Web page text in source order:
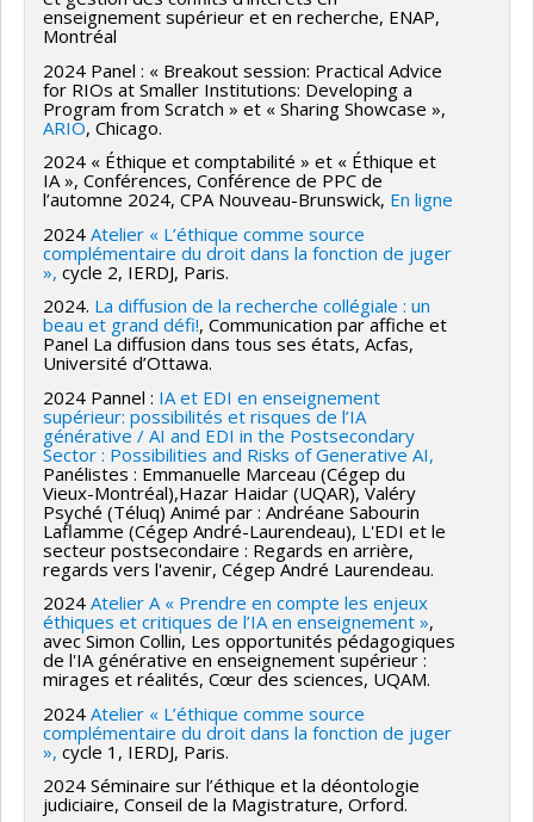
enseignement supérieur et en recherche, ENAP,
Montréal
2024 Panel : « Breakout session: Practical Advice
for RIOs at Smaller Institutions: Developing a
Program from Scratch » et « Sharing Showcase »,
ARIO, Chicago.
2024 « Éthique et comptabilité » et « Éthique et
IA », Conférences, Conférence de PPC de
l’automne 2024, CPA Nouveau-Brunswick, En ligne
2024 Atelier « L’éthique comme source
complémentaire du droit dans la fonction de juger
», cycle 2, IERDJ, Paris.
2024. La diffusion de la recherche collégiale : un
beau et grand défi!, Communication par affiche et
Panel La diffusion dans tous ses états, Acfas,
Université d’Ottawa.
2024 Pannel : IA et EDI en enseignement
supérieur: possibilités et risques de l’IA
générative / AI and EDI in the Postsecondary
Sector : Possibilities and Risks of Generative AI,
Panélistes : Emmanuelle Marceau (Cégep du
Vieux-Montréal),Hazar Haidar (UQAR), Valéry
Psyché (Téluq) Animé par : Andréane Sabourin
Laflamme (Cégep André-Laurendeau), L'EDI et le
secteur postsecondaire : Regards en arrière,
regards vers l'avenir, Cégep André Laurendeau.
2024 Atelier A « Prendre en compte les enjeux
éthiques et critiques de l’IA en enseignement »,
avec Simon Collin, Les opportunités pédagogiques
de l'IA générative en enseignement supérieur :
mirages et réalités, Cœur des sciences, UQAM.
2024 Atelier « L’éthique comme source
complémentaire du droit dans la fonction de juger
», cycle 1, IERDJ, Paris.
2024 Séminaire sur l’éthique et la déontologie
judiciaire, Conseil de la Magistrature, Orford.